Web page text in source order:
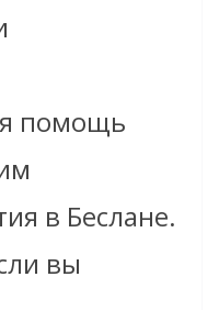
помощь
в Беслане.
вы